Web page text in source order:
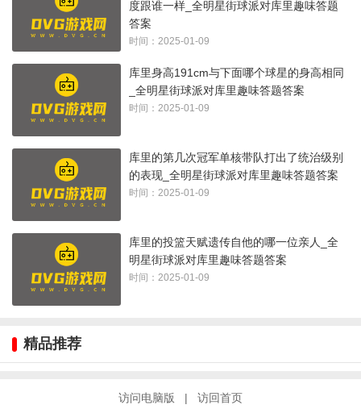
度跟谁一样_全明星街球派对库里趣味答题
答案
时间：2025-01-09
库里身高191cm与下面哪个球星的身高相同
_全明星街球派对库里趣味答题答案
时间：2025-01-09
库里的第几次冠军单核带队打出了统治级别
的表现_全明星街球派对库里趣味答题答案
时间：2025-01-09
库里的投篮天赋遗传自他的哪一位亲人_全
明星街球派对库里趣味答题答案
时间：2025-01-09
精品推荐
访问电脑版 | 访回首页